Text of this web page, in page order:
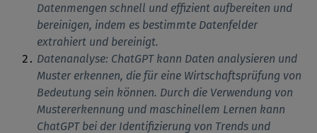
Datenmengen schnell und effizient aufbereiten und
bereinigen, indem es bestimmte Datenfelder
extrahiert und bereinigt.
Datenanalyse: ChatGPT kann Daten analysieren und
Muster erkennen, die für eine Wirtschaftsprüfung von
Bedeutung sein können. Durch die Verwendung von
Mustererkennung und maschinellem Lernen kann
ChatGPT bei der Identifizierung von Trends und